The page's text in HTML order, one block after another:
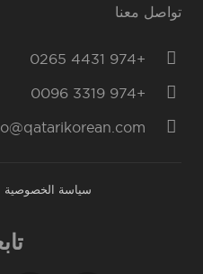
تواصل معنا
+974 4431 0265
+974 3319 0096
سياسة الخصوصية